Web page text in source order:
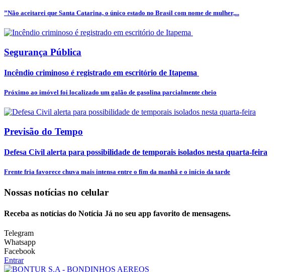
”Não aceitarei que Santa Catarina, o único estado no Brasil com nome de mulher,...
Segurança Pública
Incêndio criminoso é registrado em escritório de Itapema
Próximo ao imóvel foi localizado um galão de gasolina parcialmente cheio
Previsão do Tempo
Defesa Civil alerta para possibilidade de temporais isolados nesta quarta-feira
Frente fria favorece chuva mais intensa entre o fim da manhã e o início da tarde
Nossas notícias no celular
Receba as notícias do Notícia Já no seu app favorito de mensagens.
Telegram
Whatsapp
Facebook
Entrar